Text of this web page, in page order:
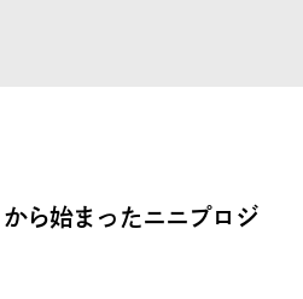
から始まったニニプロジ